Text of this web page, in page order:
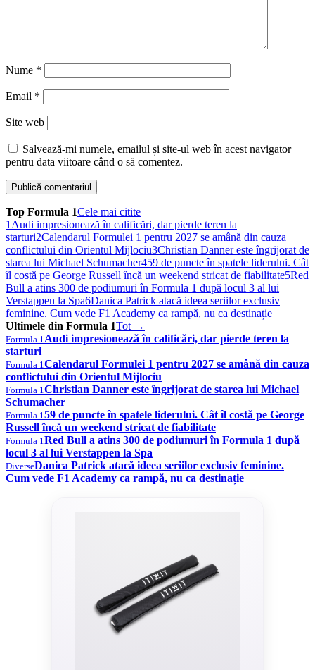
Nume *
Email *
Site web
Salvează-mi numele, emailul și site-ul web în acest navigator
pentru data viitoare când o să comentez.
Top Formula 1Cele mai citite
1 Audi impresionează în calificări, dar pierde teren la
starturi2Calendarul Formulei 1 pentru 2027 se amână din cauza
conflictului din Orientul Mijlociu3Christian Danner este îngrijorat de
starea lui Michael Schumacher459 de puncte în spatele liderului. Cât
îl costă pe George Russell încă un weekend stricat de fiabilitate5Red
Bull a atins 300 de podiumuri în Formula 1 după locul 3 al lui
Verstappen la Spa6Danica Patrick atacă ideea seriilor exclusiv
feminine. Cum vede F1 Academy ca rampă, nu ca destinație
Ultimele din Formula 1Tot →
Formula 1 Audi impresionează în calificări, dar pierde teren la
starturi
Formula 1 Calendarul Formulei 1 pentru 2027 se amână din cauza
conflictului din Orientul Mijlociu
Formula 1 Christian Danner este îngrijorat de starea lui Michael
Schumacher
Formula 1 59 de puncte în spatele liderului. Cât îl costă pe George
Russell încă un weekend stricat de fiabilitate
Formula 1 Red Bull a atins 300 de podiumuri în Formula 1 după
locul 3 al lui Verstappen la Spa
DiverseDanica Patrick atacă ideea seriilor exclusiv feminine.
Cum vede F1 Academy ca rampă, nu ca destinație